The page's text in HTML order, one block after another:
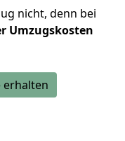
nicht, denn bei
Umzugskosten
erhalten